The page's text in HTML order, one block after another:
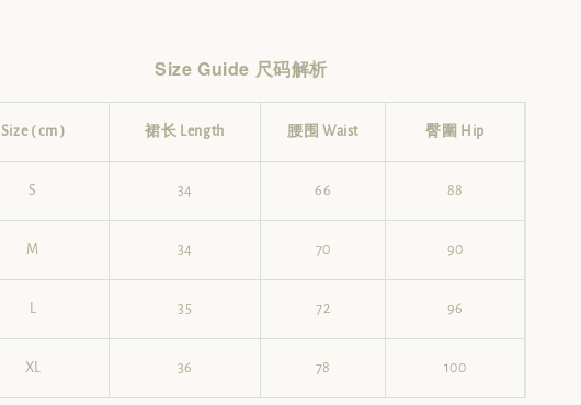
Size Guide 尺码解析
Size ( cm ) 裙长 Length 腰围 Waist 臀圍 Hip
S 34 66 88
M 34 70 90
L 35 72 96
XL 36 78 100